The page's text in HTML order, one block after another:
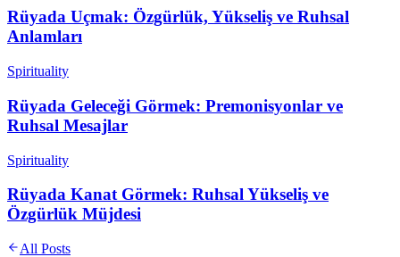
Rüyada Uçmak: Özgürlük, Yükseliş ve Ruhsal
Anlamları
Spirituality
Rüyada Geleceği Görmek: Premonisyonlar ve
Ruhsal Mesajlar
Spirituality
Rüyada Kanat Görmek: Ruhsal Yükseliş ve
Özgürlük Müjdesi
All Posts